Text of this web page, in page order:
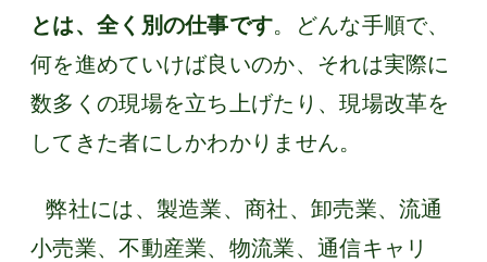
とは、全く別の仕事です。どんな手順で、
何を進めていけば良いのか、それは実際に
数多くの現場を立ち上げたり、現場改革を
してきた者にしかわかりません。
弊社には、製造業、商社、卸売業、流通
小売業、不動産業、物流業、通信キャリ